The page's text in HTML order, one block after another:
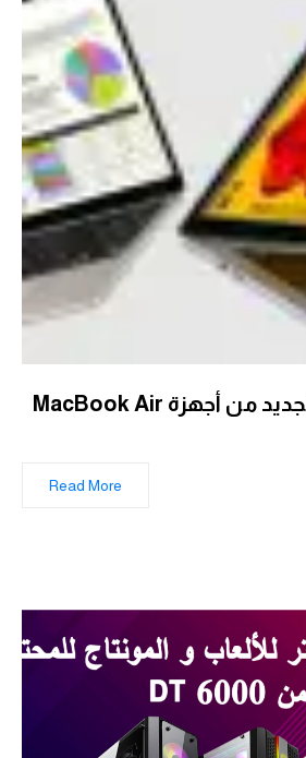
أبل تطلق الجيل الجديد من أجهزة MacBook Air
Read More